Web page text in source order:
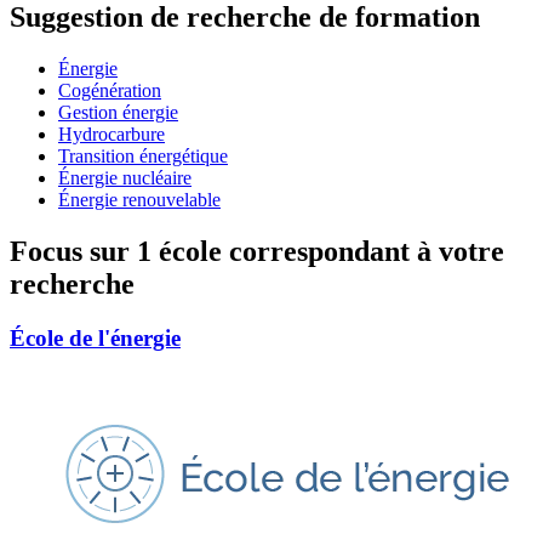
Suggestion de recherche de formation
Énergie
Cogénération
Gestion énergie
Hydrocarbure
Transition énergétique
Énergie nucléaire
Énergie renouvelable
Focus sur 1 école correspondant à votre
recherche
École de l'énergie